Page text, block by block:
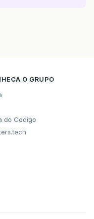
O GRUPO
do Codigo